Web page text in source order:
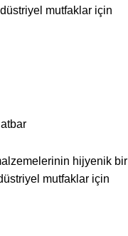
mutfaklar için
hijyenik bir
mutfaklar için